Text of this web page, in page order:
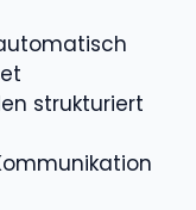
strukturiert